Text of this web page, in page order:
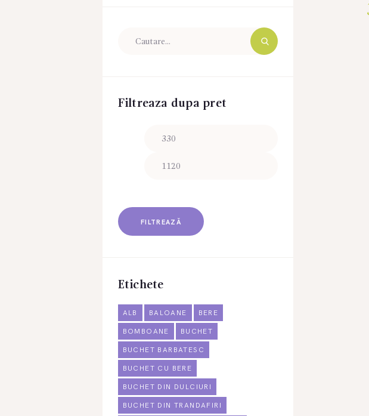
Filtreaza dupa pret
minim
FILTREAZĂ
Etichete
ALB BALOANE BERE
BOMBOANE BUCHET
BUCHET BARBATESC
BUCHET CU BERE
BUCHET DIN DULCIURI
BUCHET DIN TRANDAFIRI